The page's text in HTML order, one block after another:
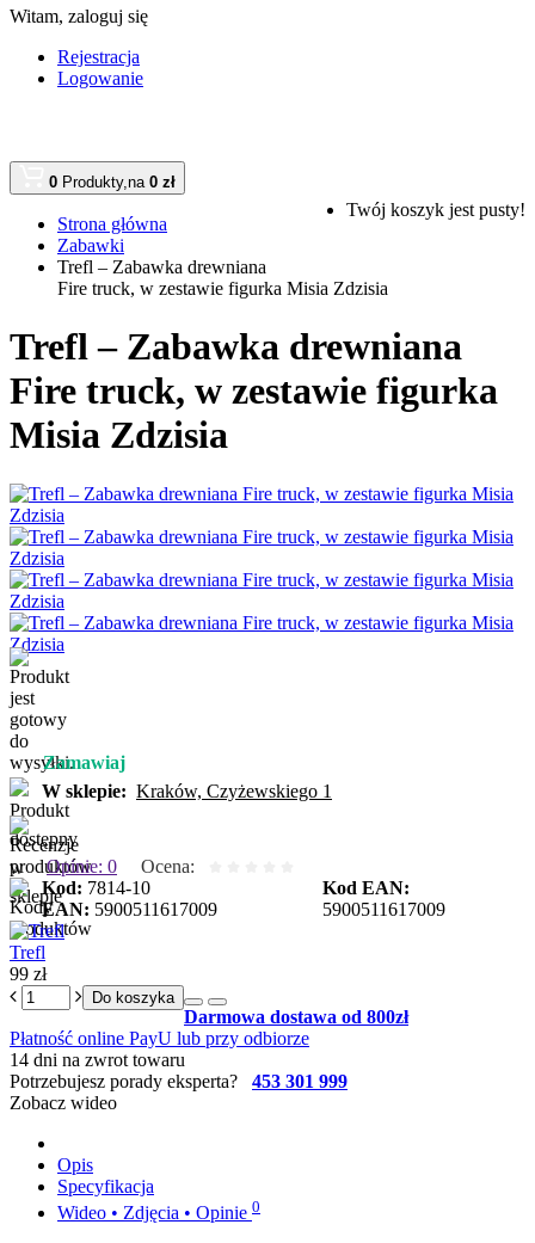
Witam, zaloguj się
Rejestracja
Logowanie
0 Produkty,na 0 zł
Twój koszyk jest pusty!
Strona główna
Zabawki
Trefl – Zabawka drewniana
Fire truck, w zestawie figurka Misia Zdzisia
Trefl – Zabawka drewniana
Fire truck, w zestawie figurka
Misia Zdzisia
Zamawiaj
W sklepie: Kraków, Czyżewskiego 1
Opinie: 0
Ocena:
Kod: 7814-10
EAN: 5900511617009
Kod EAN:
5900511617009
Trefl
99 zł
Do koszyka
Darmowa dostawa od 800zł
Płatność online PayU lub przy odbiorze
14 dni na zwrot towaru
Potrzebujesz porady eksperta? 453 301 999
Zobacz wideo
Opis
Specyfikacja
Wideo • Zdjęcia • Opinie 0